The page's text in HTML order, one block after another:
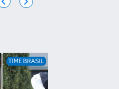
TIME BRASIL